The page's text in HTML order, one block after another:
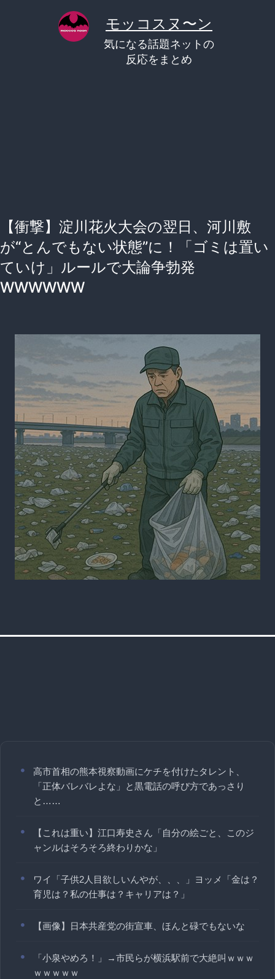
モッコスヌ〜ン
気になる話題ネットの
反応をまとめ
【衝撃】淀川花火大会の翌日、河川敷
が“とんでもない状態”に！「ゴミは置い
ていけ」ルールで大論争勃発
WWWWWW
高市首相の熊本視察動画にケチを付けたタレント、
「正体バレバレよな」と黒電話の呼び方であっさり
と……
【これは重い】江口寿史さん「自分の絵ごと、このジ
ャンルはそろそろ終わりかな」
ワイ「子供2人目欲しいんやが、、、」ヨッメ「金は？
育児は？私の仕事は？キャリアは？」
【画像】日本共産党の街宣車、ほんと碌でもないな
「小泉やめろ！」→市民らが横浜駅前で大絶叫ｗｗｗ
ｗｗｗｗｗ